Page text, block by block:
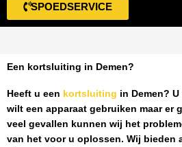
SPOEDSERVICE
Een kortsluiting in Demen?
Heeft u een kortsluiting in Demen? U
wilt een apparaat gebruiken maar er
veel gevallen kunnen wij het
van het voor u oplossen. Wij bieden